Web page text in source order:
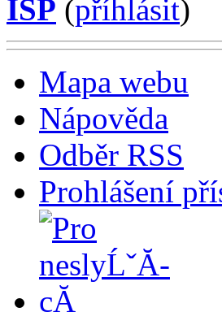
ISP (příhlásit)
Mapa webu
Nápověda
Odběr RSS
Prohlášení